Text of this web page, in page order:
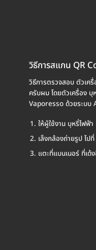
วิธีการสแกน QR
วิธีการตรวจสอบ ตัวเค
ครับผม โดยตัวเครื่อง
Vaporesso ด้วยระบบ
ให้ผู้ใช้งาน บุหรี่ไฟฟ้
เล็งกล้องถ่ายรูป ไ
แตะที่แบนเนอร์ ที่เด้